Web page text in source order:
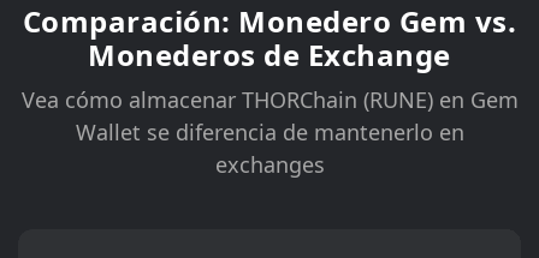
Comparación: Monedero Gem vs.
Monederos de Exchange
Vea cómo almacenar THORChain (RUNE) en Gem
Wallet se diferencia de mantenerlo en
exchanges